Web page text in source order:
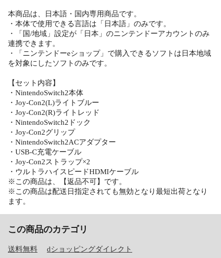
本商品は、日本語・国内専用商品です。
・本体で使用できる言語は「日本語」のみです。
・「国/地域」設定が「日本」のニンテンドーアカウントのみ
連携できます。
・「ニンテンドーeショップ」で購入できるソフトは日本地域
を対象にしたソフトのみです。
【セット内容】
・NintendoSwitch2本体
・Joy-Con2(L)ライトブルー
・Joy-Con2(R)ライトレッド
・NintendoSwitch2ドック
・Joy-Con2グリップ
・NintendoSwitch2ACアダプター
・USB-C充電ケーブル
・Joy-Con2ストラップ×2
・ウルトラハイスピードHDMIケーブル
※この商品は、【返品不可】です。
※この商品は配送日指定されても無効となり最短出荷となり
ます。
この商品のカテゴリ
送料無料 dショッピングダイレクト